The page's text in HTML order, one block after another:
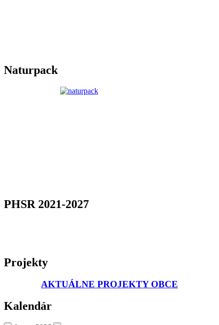
Naturpack
PHSR 2021-2027
Projekty
AKTUÁLNE PROJEKTY OBCE
Kalendár